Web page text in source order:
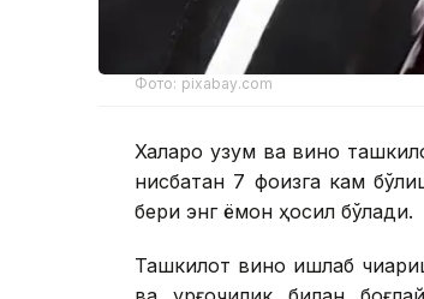
Фото: pixabay.com
Халқаро узум ва вино
нисбатан 7 фоизга кам
бери энг ёмон ҳосил бўлади.
Ташкилот вино ишлаб